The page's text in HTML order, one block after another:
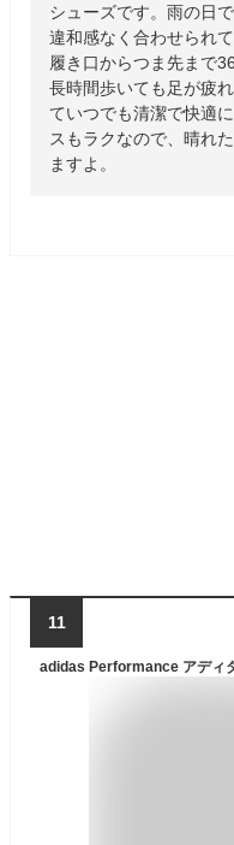
シューズです。雨の日
違和感なく合わせられ
履き口からつま先まで
長時間歩いても足が疲
ていつでも清潔で快適
スもラクなので、晴れ
ますよ。
11